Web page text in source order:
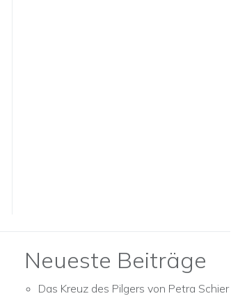
Neueste Beiträge
Das Kreuz des Pilgers von Petra Schier